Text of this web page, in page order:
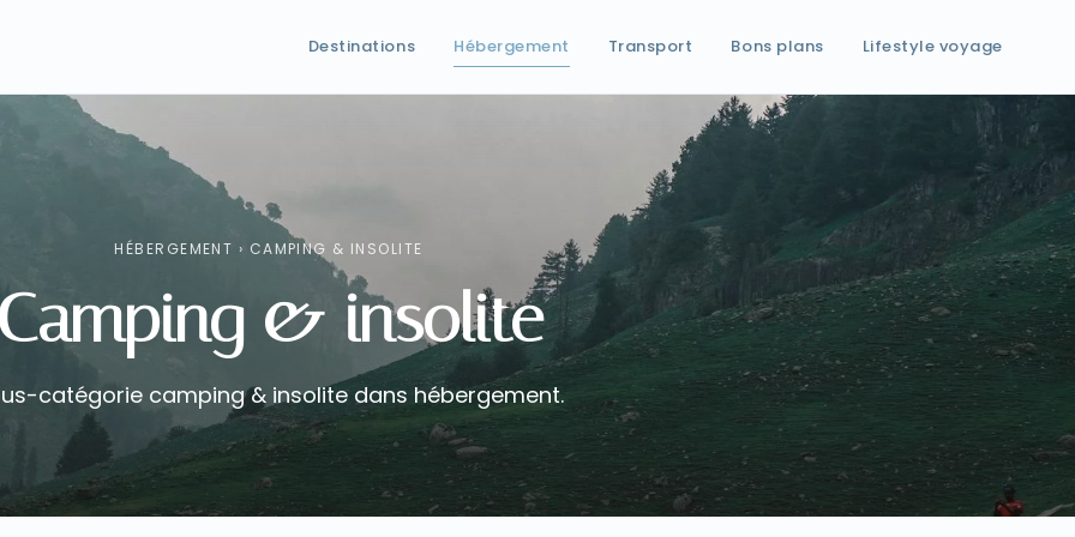
Destinations Hébergement Transport Bons plans Lifestyle voyage
HÉBERGEMENT › CAMPING & INSOLITE
Camping & insolite
catégorie camping & insolite dans hébergement.